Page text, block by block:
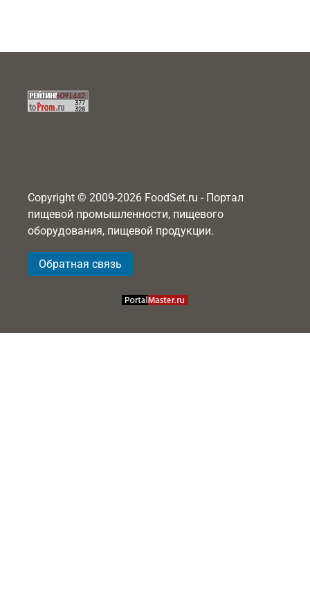
Copyright © 2009-2026 FoodSet.ru - Портал
пищевой промышленности, пищевого
оборудования, пищевой продукции.
Обратная связь